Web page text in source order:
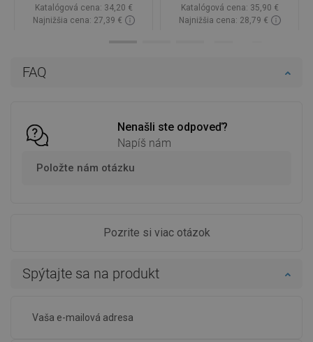
FAQ
Nenašli ste odpoveď?
Napíš nám
Položte nám otázku
Pozrite si viac otázok
Spýtajte sa na produkt
Katalógová cena: 34,20 €
Najnižšia cena: 27,39 €
Katalógová cena: 35,90 €
Najnižšia cena: 28,79 €